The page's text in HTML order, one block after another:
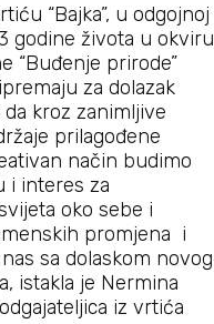
“Bajka”, u odgojnoj
godine života u okviru
“Buđenje prirode”
za dolazak
da kroz zanimljive
prilagođene
način budimo
i interes za
oko sebe i
promjena i
sa dolaskom novog
istakla je Nermina
iz vrtića